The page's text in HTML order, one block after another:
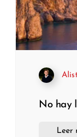
No hay
Leer